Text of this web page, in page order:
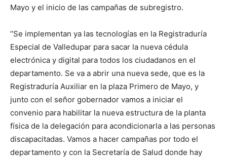
Mayo y el inicio de las campañas de subregistro.
“Se implementan ya las tecnologías en la Registraduría
Especial de Valledupar para sacar la nueva cédula
electrónica y digital para todos los ciudadanos en el
departamento. Se va a abrir una nueva sede, que es la
Registraduría Auxiliar en la plaza Primero de Mayo, y
junto con el señor gobernador vamos a iniciar el
convenio para habilitar la nueva estructura de la planta
física de la delegación para acondicionarla a las personas
discapacitadas. Vamos a hacer campañas por todo el
departamento y con la Secretaría de Salud donde hay